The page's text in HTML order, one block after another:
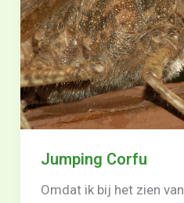
Jumping Corfu
Omdat ik bij het zien